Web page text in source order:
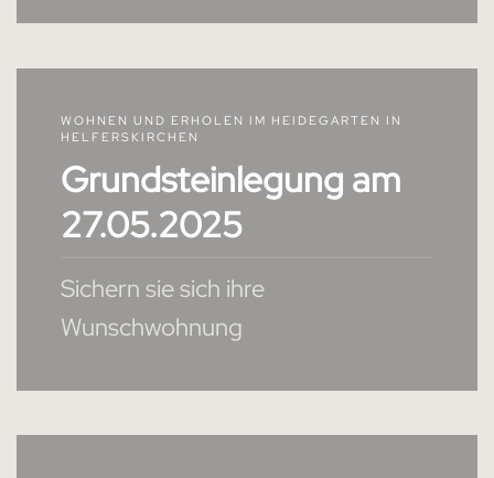
WOHNEN UND ERHOLEN IM HEIDEGARTEN IN
HELFERSKIRCHEN
Grundsteinlegung am
27.05.2025
Sichern sie sich ihre
Wunschwohnung